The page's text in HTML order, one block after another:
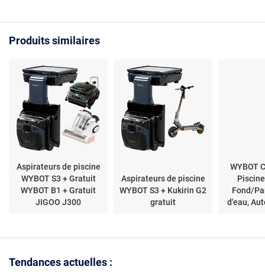
Produits similaires
Aspirateurs de piscine
WYBOT S3 + Gratuit
WYBOT B1 + Gratuit
JIGOO J300
Aspirateurs de piscine
WYBOT S3 + Kukirin G2
gratuit
WYBOT
Fond/
d'eau,
Tendances actuelles :